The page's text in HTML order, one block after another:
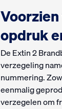
opdruk
De Extin 2
verzegeling
nummering.
eenmalig
verzegelen om